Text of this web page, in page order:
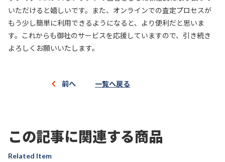
いただけると嬉しいです。また、オンラインでの査定プロセスが
もう少し簡単に利用できるようになると、より便利だと思いま
す。これからも御社のサービスを応援していますので、引き続き
よろしくお願いいたします。
前へ 一覧へ戻る
この記事に関連する商品
Related Item